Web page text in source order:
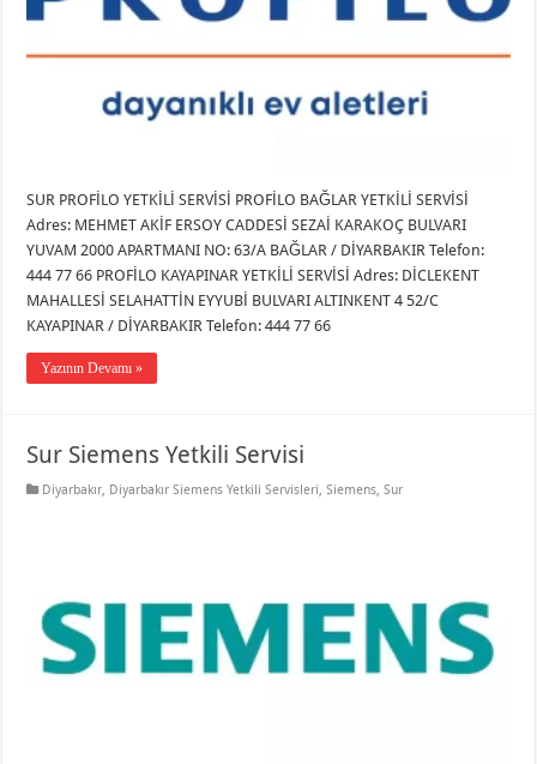
SUR PROFİLO YETKİLİ SERVİSİ PROFİLO BAĞLAR YETKİLİ SERVİSİ
Adres: MEHMET AKİF ERSOY CADDESİ SEZAİ KARAKOÇ BULVARI
YUVAM 2000 APARTMANI NO: 63/A BAĞLAR / DİYARBAKIR Telefon:
444 77 66 PROFİLO KAYAPINAR YETKİLİ SERVİSİ Adres: DİCLEKENT
MAHALLESİ SELAHATTİN EYYUBİ BULVARI ALTINKENT 4 52/C
KAYAPINAR / DİYARBAKIR Telefon: 444 77 66
Yazının Devamı »
Sur Siemens Yetkili Servisi
Diyarbakır, Diyarbakır Siemens Yetkili Servisleri,Siemens,Sur